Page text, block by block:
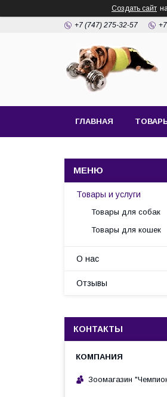
Создать сайт
+7 (747) 275-32-57
ГЛАВНАЯ
Товары и услуги
Товары для собак
Товары для кошек
О нас
Отзывы
КОНТАКТЫ
Зоомагазин